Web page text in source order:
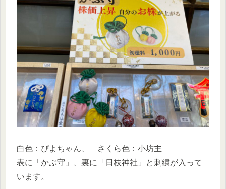
白色：ぴよちゃん、 さくら色：小坊主
表に「かぶ守」、裏に「日枝神社」と刺繍が入って
います。